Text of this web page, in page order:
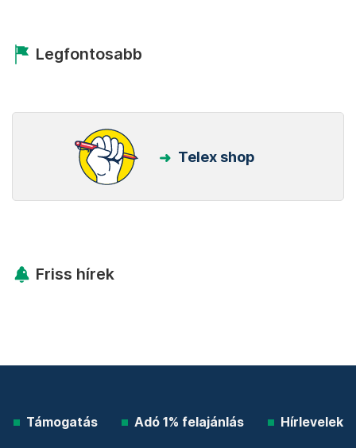
Legfontosabb
Telex shop
Friss hírek
Támogatás Adó 1% felajánlás Hírlevelek